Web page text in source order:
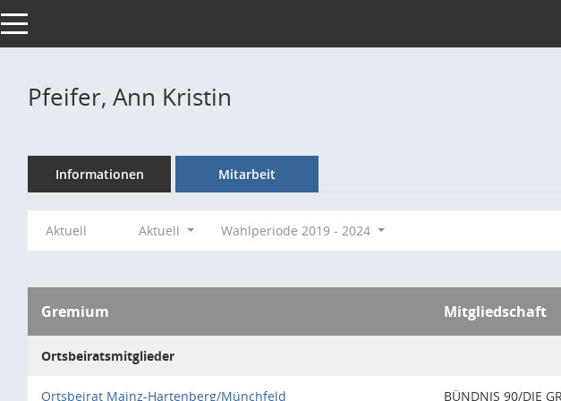
Toggle navigation
Pfeifer, Ann Kristin
Informationen Mitarbeit
Aktuell Aktuell Wahlperiode 2019 - 2024
Gremium Mitgliedschaft
Ortsbeiratsmitglieder
Ortsbeirat Mainz-Hartenberg/Münchfeld BÜNDNIS 90/DIE